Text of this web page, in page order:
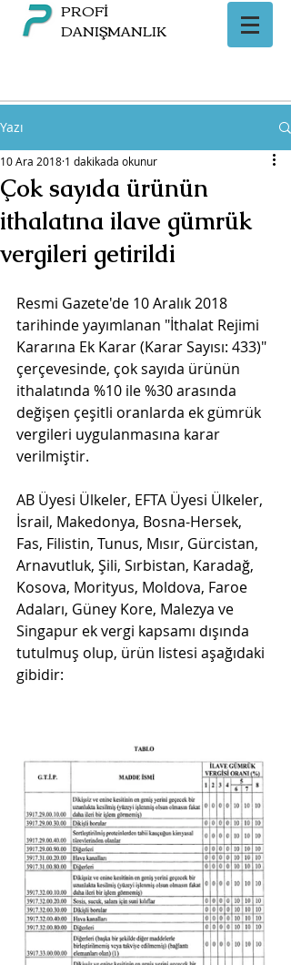
PROFİ
DANIŞMANLIK
Yazı
Çok sayıda ürünün
ithalatına ilave gümrük
vergileri getirildi
10 Ara 2018 1 dakikada okunur
Resmi Gazete'de 10 Aralık 2018
tarihinde yayımlanan "İthalat Rejimi
Kararına Ek Karar (Karar Sayısı: 433)"
çerçevesinde, çok sayıda ürünün
ithalatında %10 ile %30 arasında
değişen çeşitli oranlarda ek gümrük
vergileri uygulanmasına karar
verilmiştir.
AB Üyesi Ülkeler, EFTA Üyesi Ülkeler,
İsrail, Makedonya, Bosna-Hersek,
Fas, Filistin, Tunus, Mısır, Gürcistan,
Arnavutluk, Şili, Sırbistan, Karadağ,
Kosova, Morityus, Moldova, Faroe
Adaları, Güney Kore, Malezya ve
Singapur ek vergi kapsamı dışında
tutulmuş olup, ürün listesi aşağıdaki
gibidir: